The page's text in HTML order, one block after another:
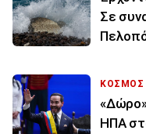
Σε
ΚΟΣΜΟΣ
ΗΠΑ